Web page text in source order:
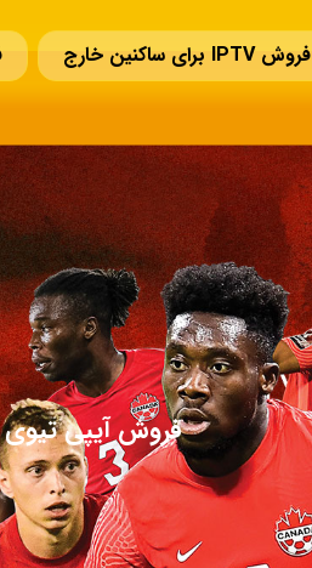
فروش IPTV برای ساکنین خارج
تمدید IPTV تماس با ما
فروش آیپی تیوی